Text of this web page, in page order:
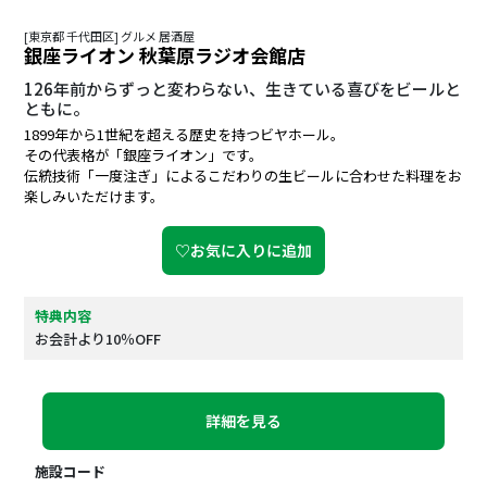
[東京都 千代田区] グルメ 居酒屋
銀座ライオン 秋葉原ラジオ会館店
126年前からずっと変わらない、生きている喜びをビールと
ともに。
1899年から1世紀を超える歴史を持つビヤホール。
その代表格が「銀座ライオン」です。
伝統技術「一度注ぎ」によるこだわりの生ビールに合わせた料理をお
楽しみいただけます。
♡お気に入りに追加
特典内容
お会計より10％OFF
詳細を見る
施設コード